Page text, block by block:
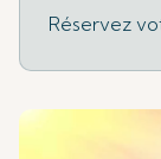
Réservez